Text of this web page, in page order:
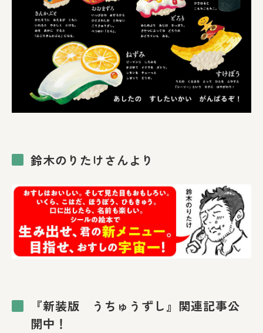
鈴木のりたけさんより
『新装版 うちゅうずし』関連記事公
開中！